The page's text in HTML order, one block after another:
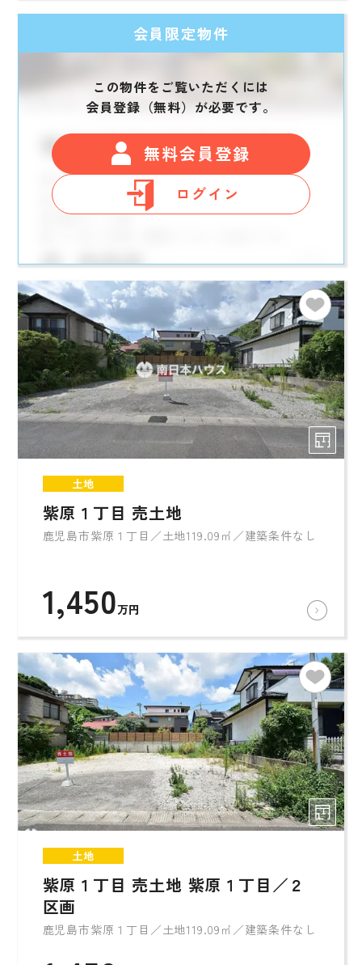
会員限定物件
この物件をご覧いただくには
会員登録（無料）が必要です。
無料会員登録
ログイン
土地
紫原１丁目 売土地
鹿児島市紫原１丁目／土地119.09㎡／建築条件なし
1,450万円
土地
紫原１丁目 売土地 紫原１丁目／２
区画
鹿児島市紫原１丁目／土地119.09㎡／建築条件なし